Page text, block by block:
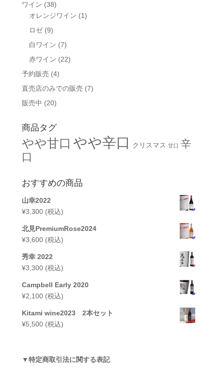
ワイン (38)
オレンジワイン (1)
ロゼ (9)
白ワイン (7)
赤ワイン (22)
予約販売 (4)
直売店のみでの販売 (7)
販売中 (20)
商品タグ
やや甘口 やや辛口 クリスマス 甘口 辛
口
おすすめの商品
山幸2022
¥3,300 (税込)
北見PremiumRose2024
¥3,600 (税込)
秀幸 2022
¥3,300 (税込)
Campbell Early 2020
¥2,100 (税込)
Kitami wine2023 2本セット
¥5,500 (税込)
▼特定商取引法に関する表記